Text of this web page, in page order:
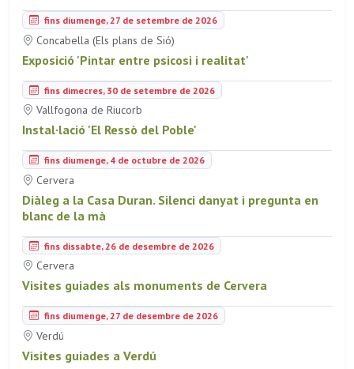
fins diumenge, 27 de setembre de 2026
Concabella (Els plans de Sió)
Exposició 'Pintar entre psicosi i realitat'
fins dimecres, 30 de setembre de 2026
Vallfogona de Riucorb
Instal·lació 'El Ressò del Poble'
fins diumenge, 4 de octubre de 2026
Cervera
Diàleg a la Casa Duran. Silenci danyat i pregunta en
blanc de la mà
fins dissabte, 26 de desembre de 2026
Cervera
Visites guiades als monuments de Cervera
fins diumenge, 27 de desembre de 2026
Verdú
Visites guiades a Verdú